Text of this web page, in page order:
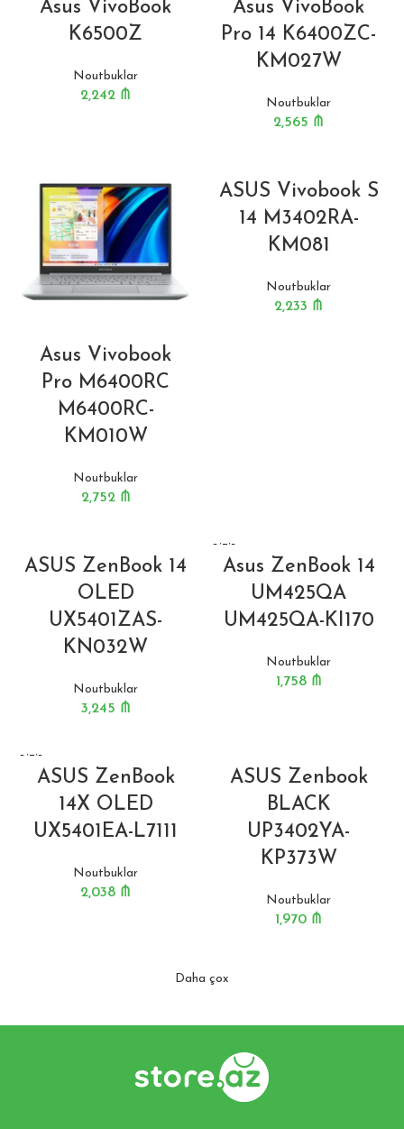
Asus VivoBook
K6500Z
Noutbuklar
2,242 ₼
Asus VivoBook
Pro 14 K6400ZC-
KM027W
Noutbuklar
2,565 ₼
Asus Vivobook
Pro M6400RC
M6400RC-
KM010W
Noutbuklar
2,752 ₼
ASUS Vivobook S
14 M3402RA-
KM081
Noutbuklar
2,233 ₼
ASUS ZenBook 14
OLED
UX5401ZAS-
KN032W
Noutbuklar
3,245 ₼
Asus ZenBook 14
UM425QA
UM425QA-KI170
Noutbuklar
1,758 ₼
ASUS ZenBook
14X OLED
UX5401EA-L7111
Noutbuklar
2,038 ₼
ASUS Zenbook
BLACK
UP3402YA-
KP373W
Noutbuklar
1,970 ₼
Daha çox